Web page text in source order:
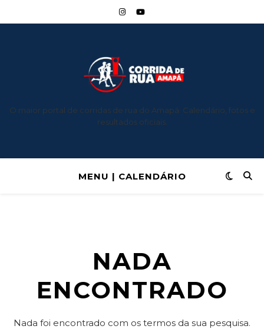
O maior portal de corridas de rua do Amapá: Calendário, fotos e
resultados oficiais.
MENU | CALENDÁRIO
NADA
ENCONTRADO
Nada foi encontrado com os termos da sua pesquisa.